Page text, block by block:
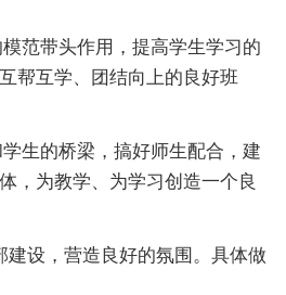
带头作用，提高学生学习的
帮互学、团结向上的良好班
的桥梁，搞好师生配合，建
，为教学、为学习创造一个良
设，营造良好的氛围。具体做